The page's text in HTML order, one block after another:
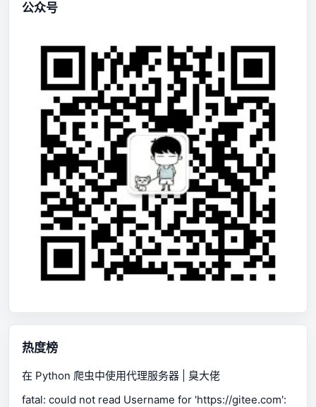
公众号
热度榜
在 Python 爬虫中使用代理服务器 | 臭大佬
fatal: could not read Username for 'https://gitee.com':